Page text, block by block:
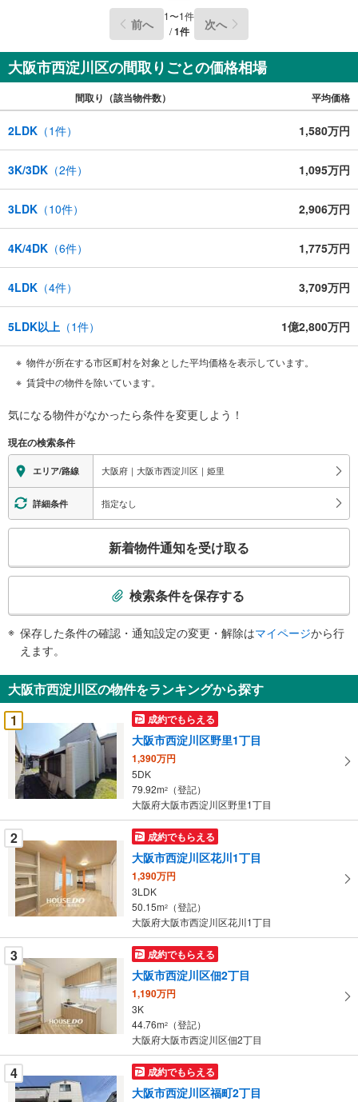
前へ 1〜1件
/1件 次へ
大阪市西淀川区の間取りごとの価格相場
間取り（該当物件数） 平均価格
2LDK （1件） 1,580万円
3K/3DK （2件） 1,095万円
3LDK （10件） 2,906万円
4K/4DK （6件） 1,775万円
4LDK （4件） 3,709万円
5LDK以上 （1件） 1億2,800万円
物件が所在する市区町村を対象とした平均価格を表示しています。
賃貸中の物件を除いています。
気になる物件がなかったら条件を変更しよう！
現在の検索条件
エリア/路線 大阪府｜大阪市西淀川区｜姫里
詳細条件 指定なし
検
知
を
受
け
取
る
・
条
件
を
マ
イ
ペ
ー
に
保
存
す
る
新着物件通知を受け取る
検索条件を保存する
保存した条件の確認・通知設定の変更・解除はマイページから行
えます。
大阪市西淀川区の物件をランキングから探す
1
成約でもらえる
大阪市西淀川区野里1丁目
1,390万円
5DK
79.92m2
（登記）
大阪府大阪市西淀川区野里1丁目
2 成約でもらえる
大阪市西淀川区花川1丁目
1,390万円
3LDK
50.15m2
（登記）
大阪府大阪市西淀川区花川1丁目
3 成約でもらえる
大阪市西淀川区佃2丁目
1,190万円
3K
44.76m2
（登記）
大阪府大阪市西淀川区佃2丁目
4 成約でもらえる
大阪市西淀川区福町2丁目